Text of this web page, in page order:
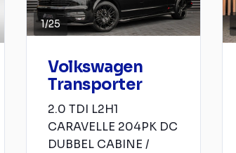
1/25
Volkswagen
Transporter
2.0 TDI L2H1
CARAVELLE 204PK DC
DUBBEL CABINE /